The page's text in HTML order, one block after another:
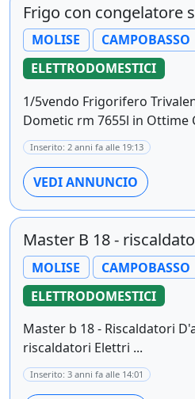
Frigo con congelatore
MOLISE CAMPOBASSO
ELETTRODOMESTICI
1/5vendo Frigorifero
Dometic rm 7655l in Ottime
Inserito: 2 anni fa alle 19:13
VEDI ANNUNCIO
Master B 18 -
MOLISE CAMPOBASSO
ELETTRODOMESTICI
Master b 18 - Riscaldatori
riscaldatori Elettri ...
Inserito: 3 anni fa alle 14:01